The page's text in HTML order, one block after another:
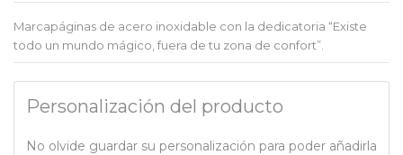
Marcapáginas de acero inoxidable con la dedicatoria “Existe
todo un mundo mágico, fuera de tu zona de confort”.
Personalización del producto
No olvide guardar su personalización para poder añadirla